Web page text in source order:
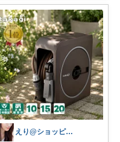
えり@ショッピング好き